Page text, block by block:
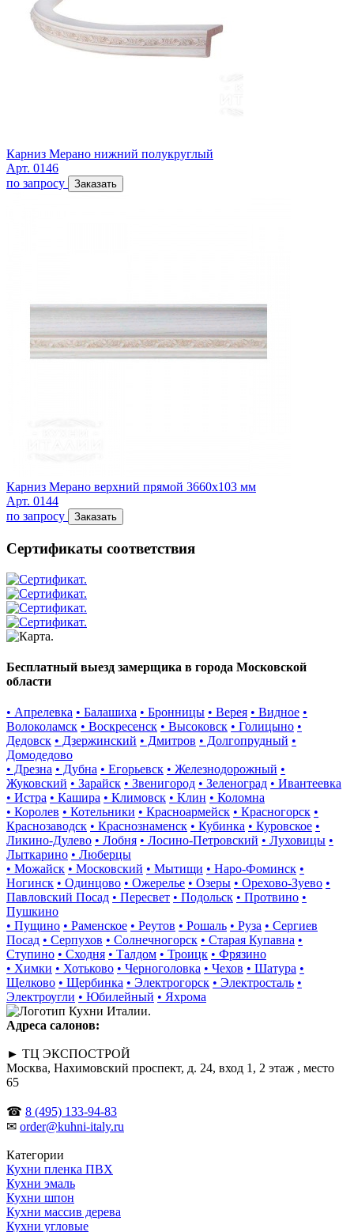
Карниз Мерано нижний полукруглый
Арт. 0146
по запросу
Заказать
Карниз Мерано верхний прямой 3660х103 мм
Арт. 0144
по запросу
Заказать
Сертификаты соответствия
Бесплатный выезд замерщика в города Московской
области
• Апрелевка • Балашиха • Бронницы • Верея • Видное •
Волоколамск • Воскресенск • Высоковск • Голицыно •
Дедовск • Дзержинский • Дмитров • Долгопрудный •
Домодедово
• Дрезна • Дубна • Егорьевск • Железнодорожный •
Жуковский • Зарайск • Звенигород • Зеленоград • Ивантеевка
• Истра • Кашира • Климовск • Клин • Коломна
• Королев • Котельники • Красноармейск • Красногорск •
Краснозаводск • Краснознаменск • Кубинка • Куровское •
Ликино-Дулево • Лобня • Лосино-Петровский • Луховицы •
Лыткарино • Люберцы
• Можайск • Московский • Мытищи • Наро-Фоминск •
Ногинск • Одинцово • Ожерелье • Озеры • Орехово-Зуево •
Павловский Посад • Пересвет • Подольск • Протвино •
Пушкино
• Пущино • Раменское • Реутов • Рошаль • Руза • Сергиев
Посад • Серпухов • Солнечногорск • Старая Купавна •
Ступино • Сходня • Талдом • Троицк • Фрязино
• Химки • Хотьково • Черноголовка • Чехов • Шатура •
Щелково • Щербинка • Электрогорск • Электросталь •
Электроугли • Юбилейный • Яхрома
Адреса салонов:
► ТЦ ЭКСПОСТРОЙ
Москва, Нахимовский проспект, д. 24, вход 1, 2 этаж , место
65
☎ 8 (495) 133-94-83
✉ order@kuhni-italy.ru
Категории
Кухни пленка ПВХ
Кухни эмаль
Кухни шпон
Кухни массив дерева
Кухни угловые